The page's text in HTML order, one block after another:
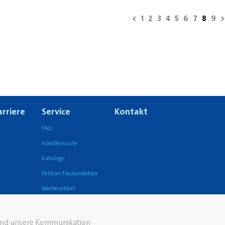
< 1 2 3 4 5 6 7 8 9 >
Service
FAQ
Händlersuche
Kataloge
Pelikan Fleckendoktor
Werbeartikel
Kontakt
unsere Kommunikation